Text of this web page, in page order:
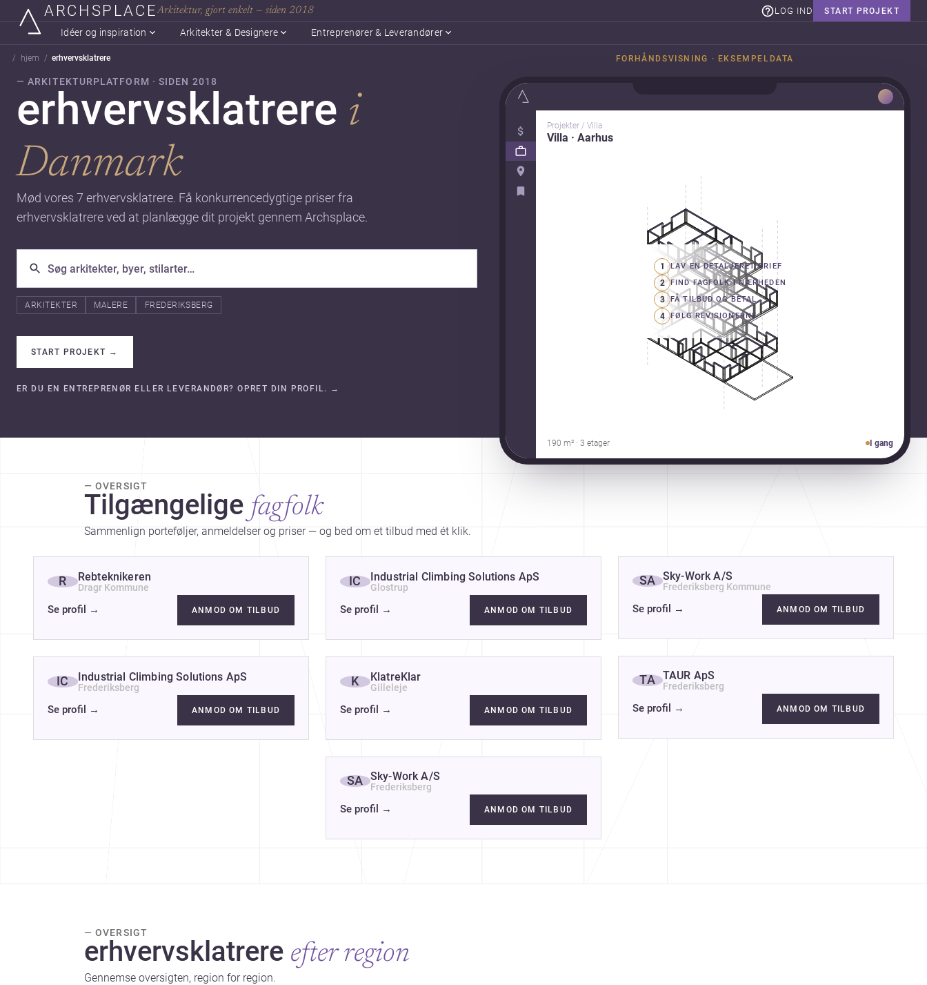
ARCHSPLACEArkitektur, gjort enkelt — siden 2018 START PROJEKT
LOG IND
Idéer og inspiration Arkitekter & Designere Entreprenører & Leverandører
hjem erhvervsklatrere
— ARKITEKTURPLATFORM · SIDEN 2018
erhvervsklatrere i
Danmark
Mød vores 7 erhvervsklatrere. Få konkurrencedygtige priser fra
erhvervsklatrere ved at planlægge dit projekt gennem Archsplace.
ARKITEKTER MALERE FREDERIKSBERG
START PROJEKT →
ER DU EN ENTREPRENØR ELLER LEVERANDØR? OPRET DIN PROFIL. →
FORHÅNDSVISNING · EKSEMPELDATA
Projekter / Villa
Villa · Aarhus
1 LAV EN DETALJERET BRIEF
2 FIND FAGFOLK I NÆRHEDEN
3 FÅ TILBUD OG BETAL
4 FØLG REVISIONERNE
190 m² · 3 etager I gang
— OVERSIGT
Tilgængelige fagfolk
Sammenlign porteføljer, anmeldelser og priser — og bed om et tilbud med ét klik.
R Rebteknikeren
Dragr Kommune
Se profil → ANMOD OM TILBUD
IC Industrial Climbing Solutions ApS
Frederiksberg
Se profil → ANMOD OM TILBUD
IC Industrial Climbing Solutions ApS
Glostrup
Se profil → ANMOD OM TILBUD
K KlatreKlar
Gilleleje
Se profil → ANMOD OM TILBUD
SA Sky-Work A/S
Frederiksberg
Se profil → ANMOD OM TILBUD
SA Sky-Work A/S
Frederiksberg Kommune
Se profil → ANMOD OM TILBUD
TA TAUR ApS
Frederiksberg
Se profil → ANMOD OM TILBUD
— OVERSIGT
erhvervsklatrere efter region
Gennemse oversigten, region for region.